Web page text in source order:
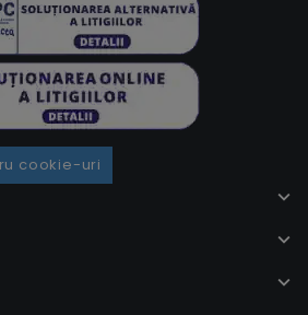
cookie-uri